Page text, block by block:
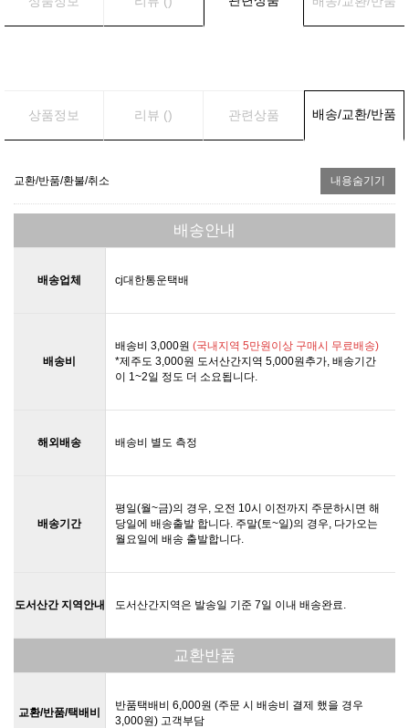
상품정보 리뷰 () 관련상품 배송/교환/반품
교환/반품/환불/취소 내용숨기기
배송안내
배송업체 cj대한통운택배
배송비
배송비 3,000원 (국내지역 5만원이상 구매시 무료배송)
*제주도 3,000원 도서산간지역 5,000원추가, 배송기간
이 1~2일 정도 더 소요됩니다.
해외배송 배송비 별도 측정
배송기간
평일(월~금)의 경우, 오전 10시 이전까지 주문하시면 해
당일에 배송출발 합니다. 주말(토~일)의 경우, 다가오는
월요일에 배송 출발합니다.
도서산간 지역안내 도서산간지역은 발송일 기준 7일 이내 배송완료.
교환반품
교환/반품/택배비
반품택배비 6,000원 (주문 시 배송비 결제 했을 경우
3,000원) 고객부담